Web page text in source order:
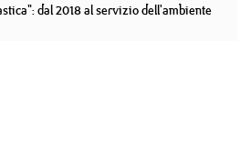
dal 2018 al servizio dell'ambiente